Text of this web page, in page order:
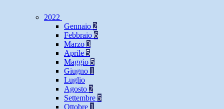
2022
Gennaio 2
Febbraio 6
Marzo 3
Aprile 5
Maggio 5
Giugno 1
Luglio
Agosto 2
Settembre 5
Ottobre 1